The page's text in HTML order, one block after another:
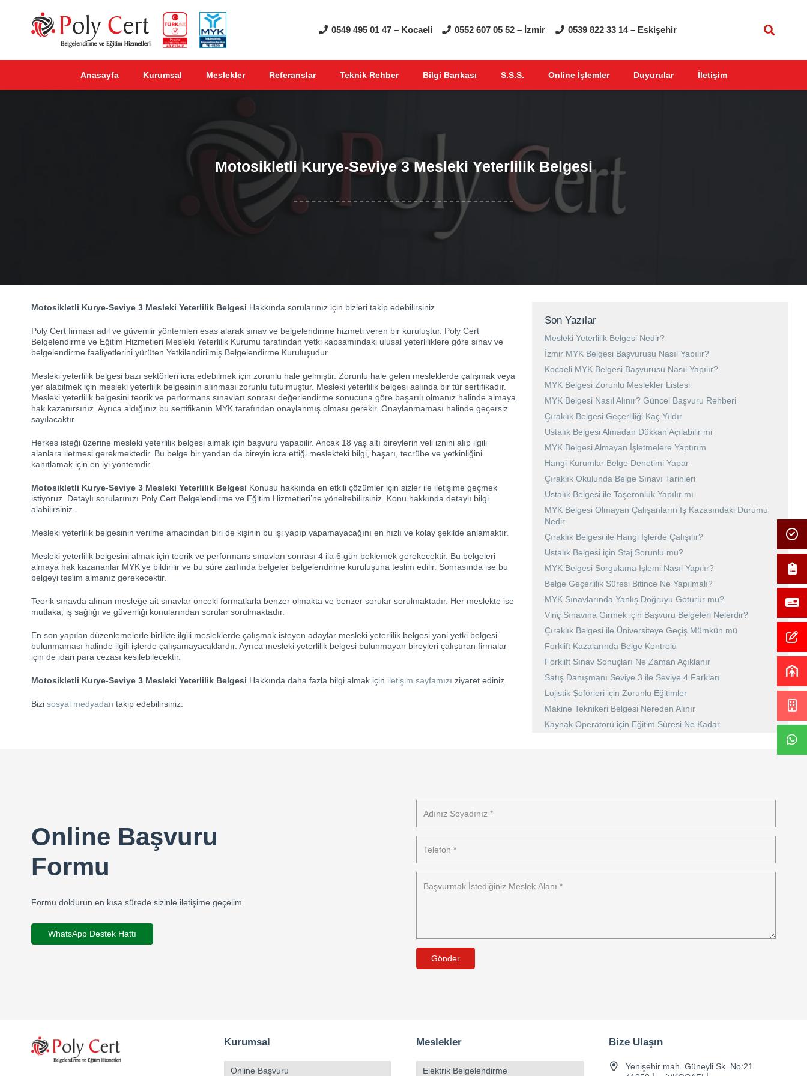
0549 495 01 47 – Kocaeli 0552 607 05 52 – İzmir 0539 822 33 14 – Eskişehir
Anasayfa Kurumsal Meslekler Referanslar Teknik Rehber Bilgi Bankası S.S.S. Online İşlemler Duyurular İletişim
Motosikletli Kurye-Seviye 3 Mesleki Yeterlilik Belgesi
Motosikletli Kurye-Seviye 3 Mesleki Yeterlilik Belgesi Hakkında sorularınız için bizleri takip edebilirsiniz.
Poly Cert firması adil ve güvenilir yöntemleri esas alarak sınav ve belgelendirme hizmeti veren bir kuruluştur. Poly Cert
Belgelendirme ve Eğitim Hizmetleri Mesleki Yeterlilik Kurumu tarafından yetki kapsamındaki ulusal yeterliliklere göre sınav ve
belgelendirme faaliyetlerini yürüten Yetkilendirilmiş Belgelendirme Kuruluşudur.
Mesleki yeterlilik belgesi bazı sektörleri icra edebilmek için zorunlu hale gelmiştir. Zorunlu hale gelen mesleklerde çalışmak veya
yer alabilmek için mesleki yeterlilik belgesinin alınması zorunlu tutulmuştur. Mesleki yeterlilik belgesi aslında bir tür sertifikadır.
Mesleki yeterlilik belgesini teorik ve performans sınavları sonrası değerlendirme sonucuna göre başarılı olmanız halinde almaya
hak kazanırsınız. Ayrıca aldığınız bu sertifikanın MYK tarafından onaylanmış olması gerekir. Onaylanmaması halinde geçersiz
sayılacaktır.
Herkes isteği üzerine mesleki yeterlilik belgesi almak için başvuru yapabilir. Ancak 18 yaş altı bireylerin veli iznini alıp ilgili
alanlara iletmesi gerekmektedir. Bu belge bir yandan da bireyin icra ettiği meslekteki bilgi, başarı, tecrübe ve yetkinliğini
kanıtlamak için en iyi yöntemdir.
Motosikletli Kurye-Seviye 3 Mesleki Yeterlilik Belgesi Konusu hakkında en etkili çözümler için sizler ile iletişime geçmek
istiyoruz. Detaylı sorularınızı Poly Cert Belgelendirme ve Eğitim Hizmetleri’ne yöneltebilirsiniz. Konu hakkında detaylı bilgi
alabilirsiniz.
Mesleki yeterlilik belgesinin verilme amacından biri de kişinin bu işi yapıp yapamayacağını en hızlı ve kolay şekilde anlamaktır.
Mesleki yeterlilik belgesini almak için teorik ve performans sınavları sonrası 4 ila 6 gün beklemek gerekecektir. Bu belgeleri
almaya hak kazananlar MYK’ye bildirilir ve bu süre zarfında belgeler belgelendirme kuruluşuna teslim edilir. Sonrasında ise bu
belgeyi teslim almanız gerekecektir.
Teorik sınavda alınan mesleğe ait sınavlar önceki formatlarla benzer olmakta ve benzer sorular sorulmaktadır. Her meslekte ise
mutlaka, iş sağlığı ve güvenliği konularından sorular sorulmaktadır.
En son yapılan düzenlemelerle birlikte ilgili mesleklerde çalışmak isteyen adaylar mesleki yeterlilik belgesi yani yetki belgesi
bulunmaması halinde ilgili işlerde çalışamayacaklardır. Ayrıca mesleki yeterlilik belgesi bulunmayan bireyleri çalıştıran firmalar
için de idari para cezası kesilebilecektir.
Motosikletli Kurye-Seviye 3 Mesleki Yeterlilik Belgesi Hakkında daha fazla bilgi almak için iletişim sayfamızı ziyaret ediniz.
Bizi sosyal medyadan takip edebilirsiniz.
Son Yazılar
Mesleki Yeterlilik Belgesi Nedir?
İzmir MYK Belgesi Başvurusu Nasıl Yapılır?
Kocaeli MYK Belgesi Başvurusu Nasıl Yapılır?
MYK Belgesi Zorunlu Meslekler Listesi
MYK Belgesi Nasıl Alınır? Güncel Başvuru Rehberi
Çıraklık Belgesi Geçerliliği Kaç Yıldır
Ustalık Belgesi Almadan Dükkan Açılabilir mi
MYK Belgesi Almayan İşletmelere Yaptırım
Hangi Kurumlar Belge Denetimi Yapar
Çıraklık Okulunda Belge Sınavı Tarihleri
Ustalık Belgesi ile Taşeronluk Yapılır mı
MYK Belgesi Olmayan Çalışanların İş Kazasındaki Durumu
Nedir
Çıraklık Belgesi ile Hangi İşlerde Çalışılır?
Ustalık Belgesi için Staj Sorunlu mu?
MYK Belgesi Sorgulama İşlemi Nasıl Yapılır?
Belge Geçerlilik Süresi Bitince Ne Yapılmalı?
MYK Sınavlarında Yanlış Doğruyu Götürür mü?
Vinç Sınavına Girmek için Başvuru Belgeleri Nelerdir?
Çıraklık Belgesi ile Üniversiteye Geçiş Mümkün mü
Forklift Kazalarında Belge Kontrolü
Forklift Sınav Sonuçları Ne Zaman Açıklanır
Satış Danışmanı Seviye 3 ile Seviye 4 Farkları
Lojistik Şoförleri için Zorunlu Eğitimler
Makine Teknikeri Belgesi Nereden Alınır
Kaynak Operatörü için Eğitim Süresi Ne Kadar
Online Başvuru
Formu
Formu doldurun en kısa sürede sizinle iletişime geçelim.
WhatsApp Destek Hattı
Gönder
Kurumsal
Online Başvuru
Meslekler
Elektrik Belgelendirme
Bize Ulaşın
Yenişehir mah. Güneyli Sk. No:21